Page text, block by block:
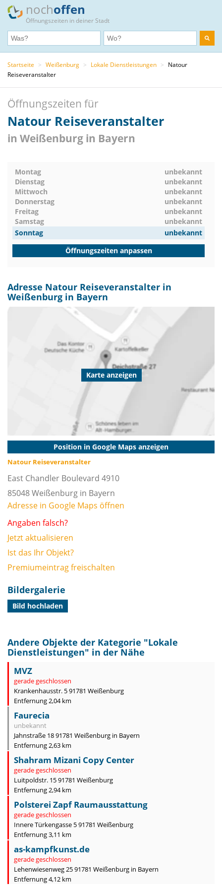
nochoffen
Öffnungszeiten in deiner Stadt
Startseite > Weißenburg > Lokale Dienstleistungen > Natour
Reiseveranstalter
Öffnungszeiten für
Natour Reiseveranstalter
in Weißenburg in Bayern
Montag
unbekannt
Dienstag
unbekannt
Mittwoch
unbekannt
Donnerstag
unbekannt
Freitag
unbekannt
Samstag
unbekannt
Sonntag
unbekannt
Öffnungszeiten anpassen
Adresse Natour Reiseveranstalter in
Weißenburg in Bayern
Karte anzeigen
Position in Google Maps anzeigen
Natour Reiseveranstalter
East Chandler Boulevard 4910
85048Weißenburg in Bayern
Adresse in Google Maps öffnen
Angaben falsch?
Jetzt aktualisieren
Ist das Ihr Objekt?
Premiumeintrag freischalten
Bildergalerie
Bild hochladen
Andere Objekte der Kategorie "Lokale
Dienstleistungen" in der Nähe
MVZ
gerade geschlossen
Krankenhausstr. 5 91781 Weißenburg
Entfernung 2,04 km
Faurecia
unbekannt
Jahnstraße 18 91781 Weißenburg in Bayern
Entfernung 2,63 km
Shahram Mizani Copy Center
gerade geschlossen
Luitpoldstr. 15 91781 Weißenburg
Entfernung 2,94 km
Polsterei Zapf Raumausstattung
gerade geschlossen
Innere Türkengasse 5 91781 Weißenburg
Entfernung 3,11 km
as-kampfkunst.de
gerade geschlossen
Lehenwiesenweg 25 91781 Weißenburg in Bayern
Entfernung 4,12 km